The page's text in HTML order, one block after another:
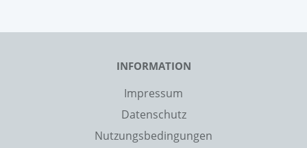
INFORMATION
Impressum
Datenschutz
Nutzungsbedingungen